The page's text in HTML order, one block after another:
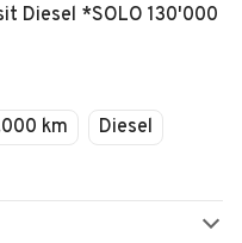
Diesel *SOLO 130'000
km
Diesel